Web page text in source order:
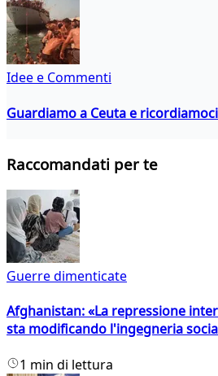
Idee e Commenti
Guardiamo a Ceuta e
Raccomandati per te
Guerre dimenticate
Afghanistan: «La repressione
sta modificando l'ingegneria
1 min di lettura